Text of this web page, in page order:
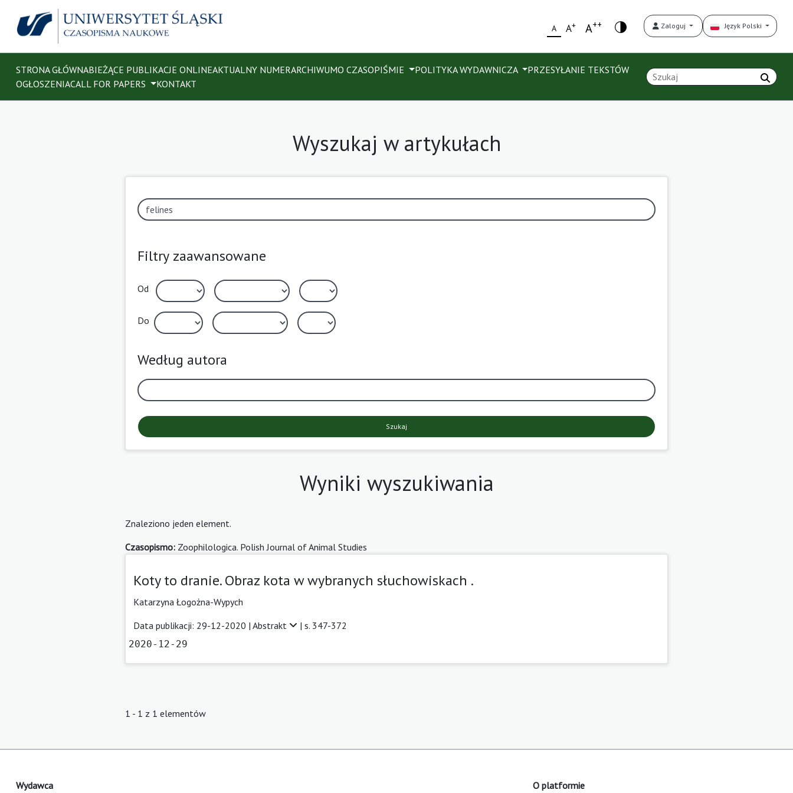
A A+ A++ Zaloguj Język Polski
STRONA GŁÓWNABIEŻĄCE PUBLIKACJE ONLINEAKTUALNY NUMERARCHIWUMO CZASOPIŚMIE POLITYKA WYDAWNICZA
PRZESYŁANIE TEKSTÓW
OGŁOSZENIACALL FOR PAPERS KONTAKT
Wyszukaj w artykułach
Filtry zaawansowane
Od
Do
Według autora
Szukaj
Wyniki wyszukiwania
Znaleziono jeden element.
Czasopismo: Zoophilologica. Polish Journal of Animal Studies
Koty to dranie. Obraz kota w wybranych słuchowiskach .
Katarzyna Łogożna-Wypych
Data publikacji: 29-12-2020 | Abstrakt | s. 347-372
2020-12-29
1 - 1 z 1 elementów
Wydawca O platformie